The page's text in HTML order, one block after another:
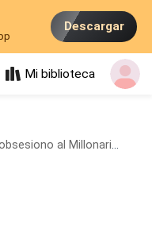
Descargar
Mi biblioteca
al Millonario